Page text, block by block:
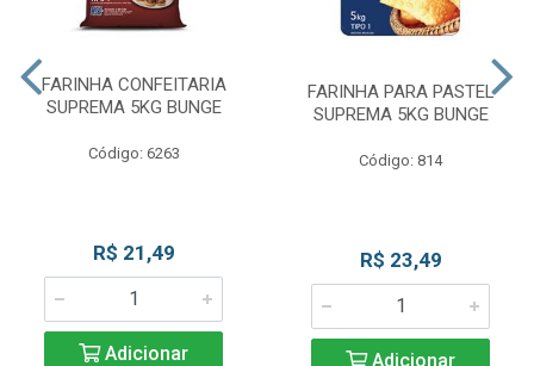
FARINHA CONFEITARIA
SUPREMA 5KG BUNGE
Código: 6263
R$ 21,49
Adicionar
FARINHA PARA PASTEL
SUPREMA 5KG BUNGE
Código: 814
R$ 23,49
Adicionar